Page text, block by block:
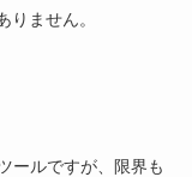
ません。
ールですが、限界も